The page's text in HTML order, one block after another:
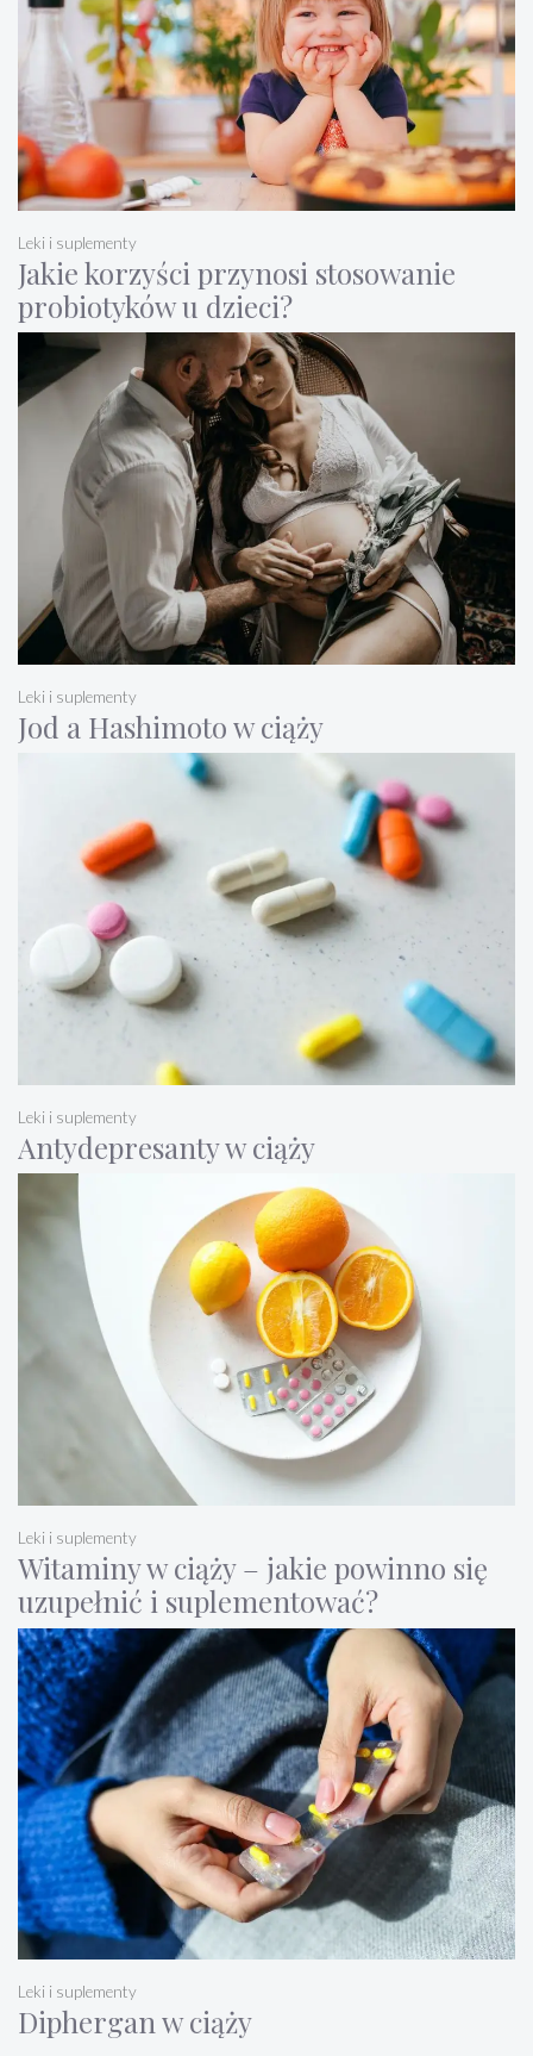
Jakie korzyści przynosi stosowanie
probiotyków u dzieci?
Leki i suplementy
Jod a Hashimoto w ciąży
Leki i suplementy
Antydepresanty w ciąży
Leki i suplementy
Witaminy w ciąży – jakie powinno się
uzupełnić i suplementować?
Leki i suplementy
Diphergan w ciąży
Leki i suplementy